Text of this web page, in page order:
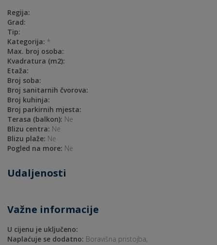
Regija:
Grad:
Tip:
Kategorija: *
Max. broj osoba:
Kvadratura (m2):
Etaža:
Broj soba:
Broj sanitarnih čvorova:
Broj kuhinja:
Broj parkirnih mjesta:
Terasa (balkon): Ne
Blizu centra: Ne
Blizu plaže: Ne
Pogled na more: Ne
Udaljenosti
Važne informacije
U cijenu je uključeno:
Naplaćuje se dodatno: Boravišna pristojba,